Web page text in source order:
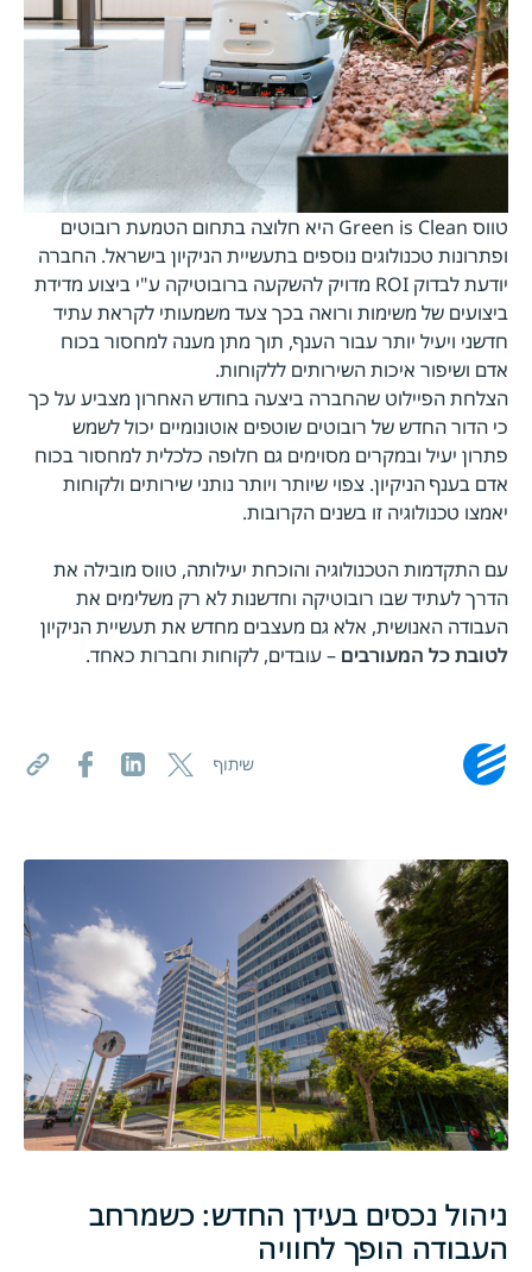
טווס Green is Clean היא חלוצה בתחום הטמעת רובוטים
ופתרונות טכנולוגים נוספים בתעשיית הניקיון בישראל. החברה
יודעת לבדוק ROI מדויק להשקעה ברובוטיקה ע"י ביצוע מדידת
ביצועים של משימות ורואה בכך צעד משמעותי לקראת עתיד
חדשני ויעיל יותר עבור הענף, תוך מתן מענה למחסור בכוח
אדם ושיפור איכות השירותים ללקוחות.
הצלחת הפיילוט שהחברה ביצעה בחודש האחרון מצביע על כך
כי הדור החדש של רובוטים שוטפים אוטונומיים יכול לשמש
פתרון יעיל ובמקרים מסוימים גם חלופה כלכלית למחסור בכוח
אדם בענף הניקיון. צפוי שיותר ויותר נותני שירותים ולקוחות
יאמצו טכנולוגיה זו בשנים הקרובות.
עם התקדמות הטכנולוגיה והוכחת יעילותה, טווס מובילה את
הדרך לעתיד שבו רובוטיקה וחדשנות לא רק משלימים את
העבודה האנושית, אלא גם מעצבים מחדש את תעשיית הניקיון
לטובת כל המעורבים – עובדים, לקוחות וחברות כאחד.
שיתוף
ניהול נכסים בעידן החדש: כשמרחב
העבודה הופך לחוויה